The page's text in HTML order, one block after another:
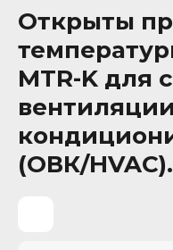
Открыты
MTR-K для
(ОВК/HVAC).